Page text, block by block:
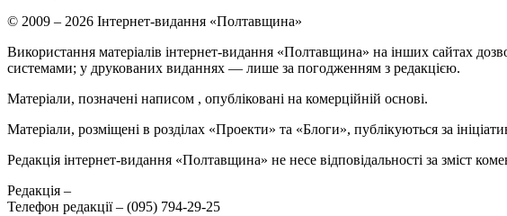
© 2009 – 2026 Інтернет-видання «Полтавщина»
Використання матеріалів інтернет-видання «Полтавщина» на інших сайтах
системами; у друкованих виданнях — лише за погодженням з редакцією.
Матеріали, позначені написом , опубліковані на комерційній основі.
Матеріали, розміщені в розділах «Проекти» та «Блоги», публікуються за
Редакція інтернет-видання «Полтавщина» не несе відповідальності за зміст
Редакція –
Телефон редакції – (095) 794-29-25